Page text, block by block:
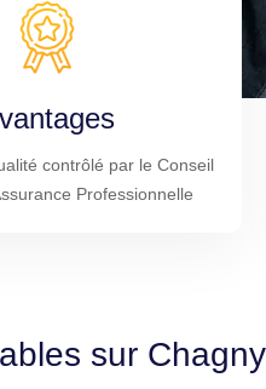
contrôlé par le Conseil
Professionnelle
sur